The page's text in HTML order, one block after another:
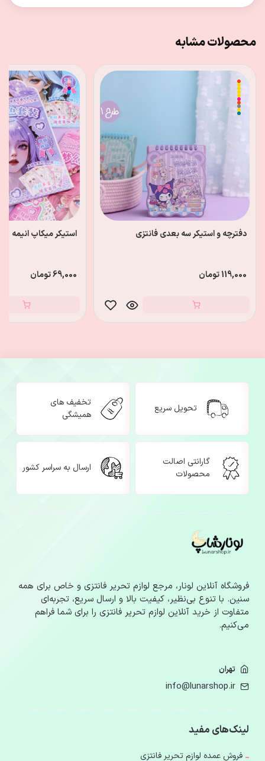
محصولات مشابه
دفترچه و استیکر سه بعدی فانتزی
119,000 تومان
استیکر میکاپ انیمه
69,000 تومان
تحویل سریع
تخفیف های
همیشگی
گارانتی اصالت
محصولات
ارسال به سراسر کشور
فروشگاه آنلاین لونار، مرجع لوازم‌ تحریر فانتزی و خاص برای همه
سنین. با تنوع بی‌نظیر، کیفیت بالا و ارسال سریع، تجربه‌ای
متفاوت از خرید آنلاین لوازم‌ تحریر فانتزی را برای شما فراهم
می‌کنیم.
تهران
info@lunarshop.ir
لینک‌های مفید
فروش عمده لوازم تحریر فانتزی